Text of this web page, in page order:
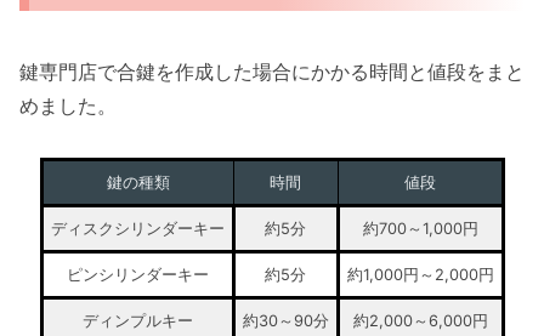
鍵専門店で合鍵を作成した場合にかかる時間と値段をまと
めました。
鍵の種類 時間 値段
ディスクシリンダーキー 約5分 約700～1,000円
ピンシリンダーキー 約5分 約1,000円～2,000円
ディンプルキー 約30～90分 約2,000～6,000円